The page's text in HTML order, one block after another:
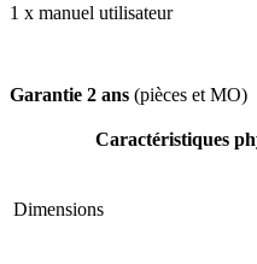
1 x manuel utilisateur
Garantie 2 ans (pièces et MO)
Caractéristiques
Dimensions